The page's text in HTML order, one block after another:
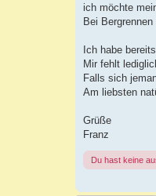
r
a
ich möchte
Bei
Ich habe
Mir fehlt
Falls sich
Am liebsten
Grüße
Franz
Du hast keine